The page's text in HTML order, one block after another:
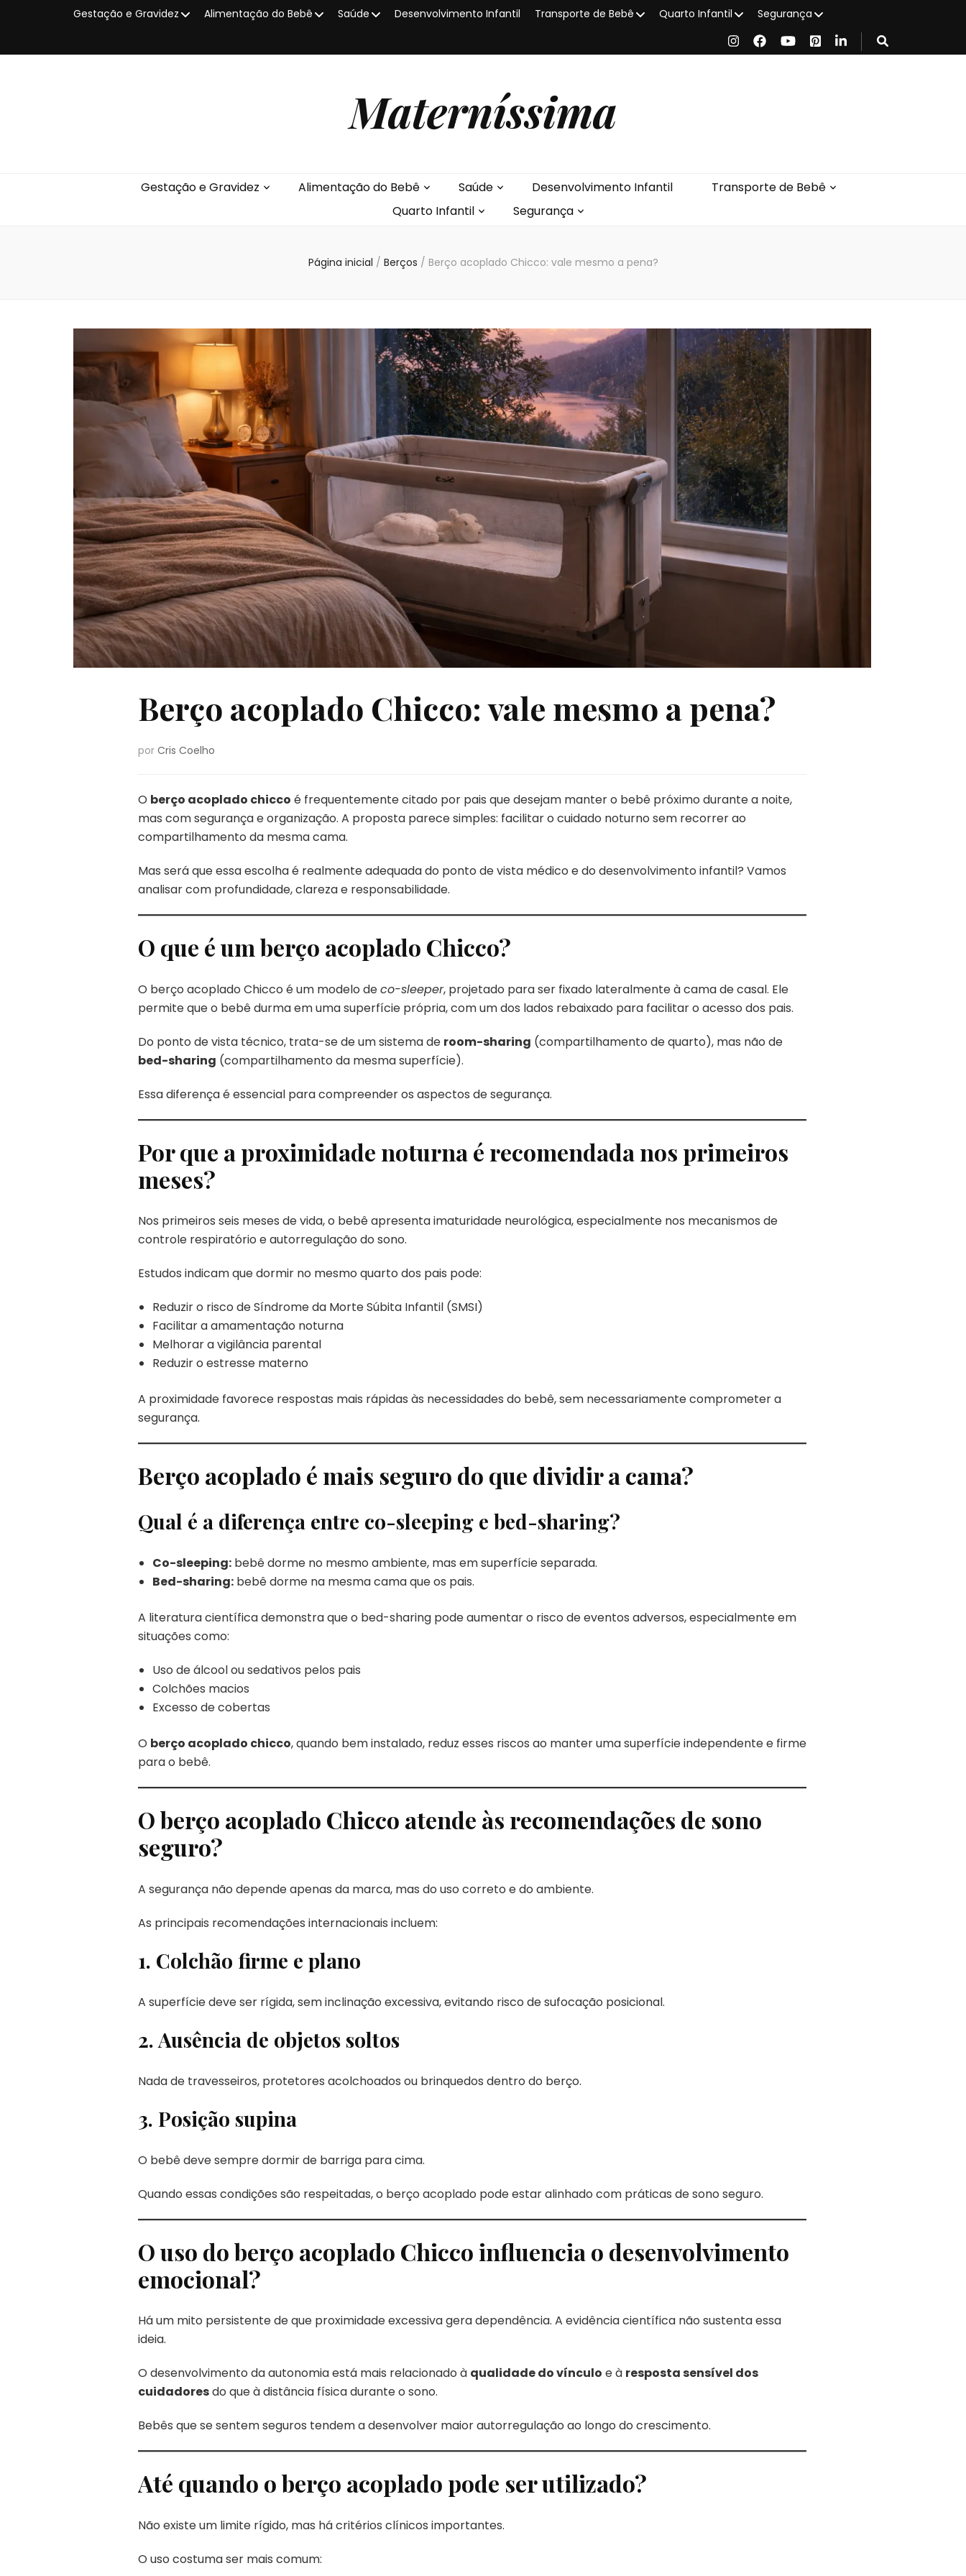
Gestação e Gravidez Alimentação do Bebê Saúde Desenvolvimento Infantil Transporte de Bebê Quarto Infantil Segurança
Materníssima
Gestação e Gravidez Alimentação do Bebê Saúde Desenvolvimento Infantil
Transporte de Bebê
Quarto Infantil
Segurança
Página inicial / Berços / Berço acoplado Chicco: vale mesmo a pena?
Berço acoplado Chicco: vale mesmo a pena?
por Cris Coelho
O berço acoplado chicco é frequentemente citado por pais que desejam manter o bebê próximo durante a noite,
mas com segurança e organização. A proposta parece simples: facilitar o cuidado noturno sem recorrer ao
compartilhamento da mesma cama.
Mas será que essa escolha é realmente adequada do ponto de vista médico e do desenvolvimento infantil? Vamos
analisar com profundidade, clareza e responsabilidade.
O que é um berço acoplado Chicco?
O berço acoplado Chicco é um modelo deco-sleeper, projetado para ser fixado lateralmente à cama de casal. Ele
permite que o bebê durma em uma superfície própria, com um dos lados rebaixado para facilitar o acesso dos pais.
Do ponto de vista técnico, trata-se de um sistema de room-sharing (compartilhamento de quarto), mas não de
bed-sharing (compartilhamento da mesma superfície).
Essa diferença é essencial para compreender os aspectos de segurança.
Por que a proximidade noturna é recomendada nos primeiros
meses?
Nos primeiros seis meses de vida, o bebê apresenta imaturidade neurológica, especialmente nos mecanismos de
controle respiratório e autorregulação do sono.
Estudos indicam que dormir no mesmo quarto dos pais pode:
Reduzir o risco de Síndrome da Morte Súbita Infantil (SMSI)
Facilitar a amamentação noturna
Melhorar a vigilância parental
Reduzir o estresse materno
A proximidade favorece respostas mais rápidas às necessidades do bebê, sem necessariamente comprometer a
segurança.
Berço acoplado é mais seguro do que dividir a cama?
Qual é a diferença entre co-sleeping e bed-sharing?
Co-sleeping: bebê dorme no mesmo ambiente, mas em superfície separada.
Bed-sharing: bebê dorme na mesma cama que os pais.
A literatura científica demonstra que o bed-sharing pode aumentar o risco de eventos adversos, especialmente em
situações como:
Uso de álcool ou sedativos pelos pais
Colchões macios
Excesso de cobertas
O berço acoplado chicco, quando bem instalado, reduz esses riscos ao manter uma superfície independente e firme
para o bebê.
O berço acoplado Chicco atende às recomendações de sono
seguro?
A segurança não depende apenas da marca, mas do uso correto e do ambiente.
As principais recomendações internacionais incluem:
1. Colchão firme e plano
A superfície deve ser rígida, sem inclinação excessiva, evitando risco de sufocação posicional.
2. Ausência de objetos soltos
Nada de travesseiros, protetores acolchoados ou brinquedos dentro do berço.
3. Posição supina
O bebê deve sempre dormir de barriga para cima.
Quando essas condições são respeitadas, o berço acoplado pode estar alinhado com práticas de sono seguro.
O uso do berço acoplado Chicco influencia o desenvolvimento
emocional?
Há um mito persistente de que proximidade excessiva gera dependência. A evidência científica não sustenta essa
ideia.
O desenvolvimento da autonomia está mais relacionado à qualidade do vínculo e à resposta sensível dos
cuidadoresdo que à distância física durante o sono.
Bebês que se sentem seguros tendem a desenvolver maior autorregulação ao longo do crescimento.
Até quando o berço acoplado pode ser utilizado?
Não existe um limite rígido, mas há critérios clínicos importantes.
O uso costuma ser mais comum: